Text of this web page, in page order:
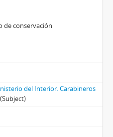
de conservación
del Interior. Carabineros